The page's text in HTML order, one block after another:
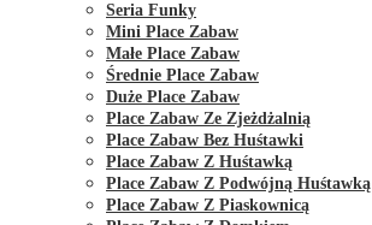
Seria Funky
Mini Place Zabaw
Małe Place Zabaw
Średnie Place Zabaw
Duże Place Zabaw
Place Zabaw Ze Zjeżdżalnią
Place Zabaw Bez Huśtawki
Place Zabaw Z Huśtawką
Place Zabaw Z Podwójną Huśtawką
Place Zabaw Z Piaskownicą